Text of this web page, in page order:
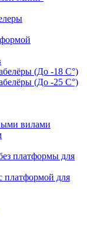
(До -18 C°)
(До -25 C°)
вилами
платформы для
платформой для